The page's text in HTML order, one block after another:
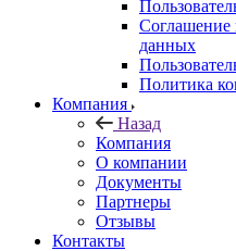
Соглашение
данных
Политика
Компания
Назад
Компания
О компании
Документы
Партнеры
Отзывы
Контакты